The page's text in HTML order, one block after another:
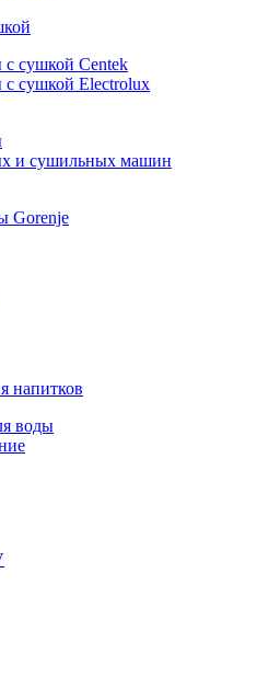
сушкой Centek
сушкой Electrolux
и сушильных машин
Gorenje
напитков
воды